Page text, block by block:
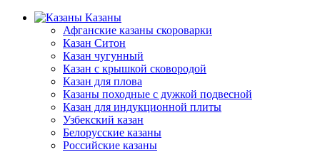
Казаны
Афганские казаны скороварки
Казан Ситон
Казан чугунный
Казан с крышкой сковородой
Казан для плова
Казаны походные с дужкой подвесной
Казан для индукционной плиты
Узбекский казан
Белорусские казаны
Российские казаны